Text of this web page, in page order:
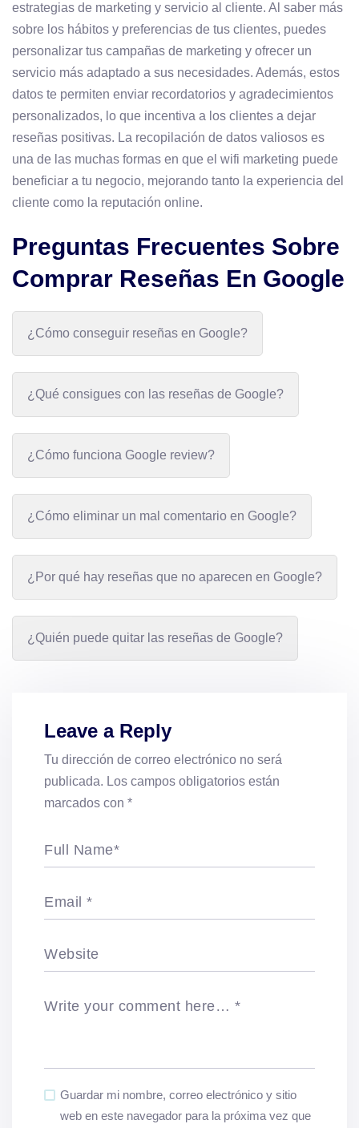
estrategias de marketing y servicio al cliente. Al saber más
sobre los hábitos y preferencias de tus clientes, puedes
personalizar tus campañas de marketing y ofrecer un
servicio más adaptado a sus necesidades. Además, estos
datos te permiten enviar recordatorios y agradecimientos
personalizados, lo que incentiva a los clientes a dejar
reseñas positivas. La recopilación de datos valiosos es
una de las muchas formas en que el wifi marketing puede
beneficiar a tu negocio, mejorando tanto la experiencia del
cliente como la reputación online.
Preguntas Frecuentes Sobre
Comprar Reseñas En Google
¿Cómo conseguir reseñas en Google?
¿Qué consigues con las reseñas de Google?
¿Cómo funciona Google review?
¿Cómo eliminar un mal comentario en Google?
¿Por qué hay reseñas que no aparecen en Google?
¿Quién puede quitar las reseñas de Google?
Leave a Reply
Tu dirección de correo electrónico no será
publicada. Los campos obligatorios están
marcados con *
Full Name*
Email *
Website
Write your comment here… *
Guardar mi nombre, correo electrónico y sitio
web en este navegador para la próxima vez que